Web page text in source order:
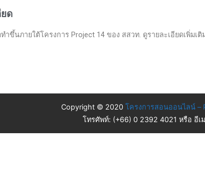
ด
ำขึ้นภายใต้โครงการ Project 14 ของ สสวท. ดูรายละเอียดเพิ่มเ
Copyright © 2020 โครงการสอนออนไลน์ –
โทรศัพท์: (+66) 0 2392 4021 หรือ อีเ